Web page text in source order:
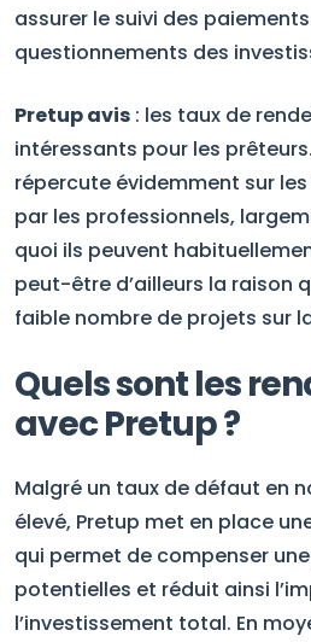
assurer le suivi des
questionnements des
Pretup avis : les taux de
intéressants pour les
répercute évidemment sur
par les professionnels,
quoi ils peuvent
peut-être d’ailleurs la raison
faible nombre de projets sur
Quels sont les
avec Pretup ?
Malgré un taux de défaut en
élevé, Pretup met en place
qui permet de compenser
potentielles et réduit ainsi
l’investissement total. En